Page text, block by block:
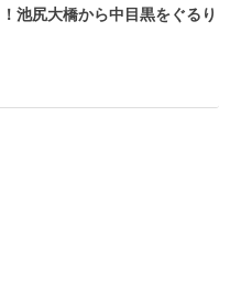
池尻大橋から中目黒をぐるり